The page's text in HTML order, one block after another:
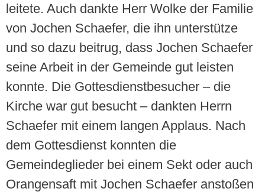
leitete. Auch dankte Herr Wolke der Familie
von Jochen Schaefer, die ihn unterstütze
und so dazu beitrug, dass Jochen Schaefer
seine Arbeit in der Gemeinde gut leisten
konnte. Die Gottesdienstbesucher – die
Kirche war gut besucht – dankten Herrn
Schaefer mit einem langen Applaus. Nach
dem Gottesdienst konnten die
Gemeindeglieder bei einem Sekt oder auch
Orangensaft mit Jochen Schaefer anstoßen